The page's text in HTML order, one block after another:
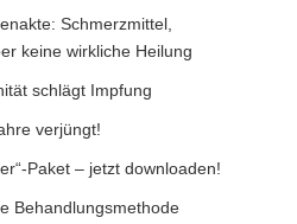
Schmerzmittel,
keine wirkliche Heilung
schlägt Impfung
verjüngt!
Paket – jetzt downloaden!
Behandlungsmethode